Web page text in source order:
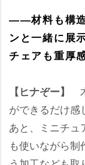
――材料も構造
ンと一緒に展
チェアも重厚
【ヒナぞー】
ができるだけ感
あと、ミニチュ
も使いながら